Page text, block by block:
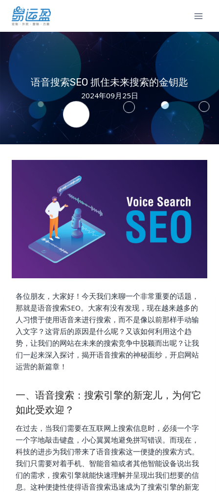
语音搜索SEO 抓住未来搜索的金钥匙
2024年09月25日
各位朋友，大家好！今天我们来聊一个非常重要的话题，
那就是语音搜索SEO。大家有没有发现，现在越来越多的
人习惯于使用语音来进行搜索，而不是像以前那样手动输
入文字？这背后的原因是什么呢？又该如何利用这个趋
势，让我们的网站在未来的搜索竞争中脱颖而出呢？让我
们一起来深入探讨，揭开语音搜索的神秘面纱，开启网站
运营的新篇章！
一、语音搜索：搜索引擎的新宠儿，为何它
如此受欢迎？
在过去，当我们需要在互联网上搜索信息时，必须一个字
一个字地敲击键盘，小心翼翼地避免拼写错误。而现在，
科技的进步为我们带来了语音搜索这一便捷的搜索方式。
我们只需要对着手机、智能音箱或者其他智能设备说出我
们的需求，搜索引擎就能快速理解并呈现出我们想要的信
息。这种便捷性使得语音搜索迅速成为了搜索引擎的新宠